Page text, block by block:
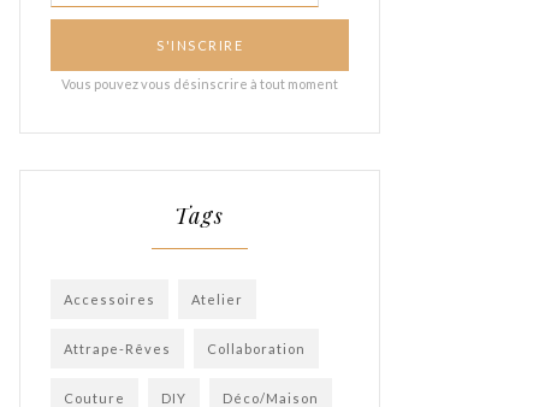
Tags
Accessoires Atelier
Attrape-Rêves Collaboration
Couture DIY Déco/Maison